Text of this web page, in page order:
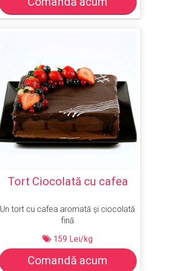
Tort Ciocolată cu cafea
Un tort cu cafea aromată și ciocolată
fină
159 Lei/kg
Comandă acum